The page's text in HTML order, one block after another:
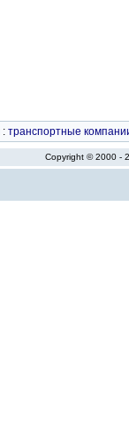
: транспортные
Copyright © 2000 -